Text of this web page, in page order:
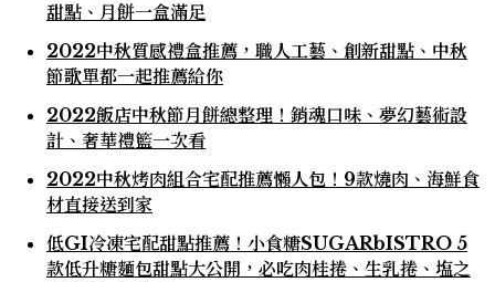
甜點、月餅一盒滿足
2022中秋質感禮盒推薦，職人工藝、創新甜點、中秋
節歌單都一起推薦給你
2022飯店中秋節月餅總整理！銷魂口味、夢幻藝術設
計、奢華禮籃一次看
2022中秋烤肉組合宅配推薦懶人包！9款燒肉、海鮮食
材直接送到家
低GI冷凍宅配甜點推薦！小食糖SUGARbISTRO 5
款低升糖麵包甜點大公開，必吃肉桂捲、生乳捲、塩之